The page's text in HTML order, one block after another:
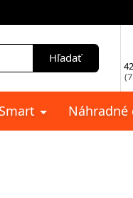
Hľadať
Smart Náhradné